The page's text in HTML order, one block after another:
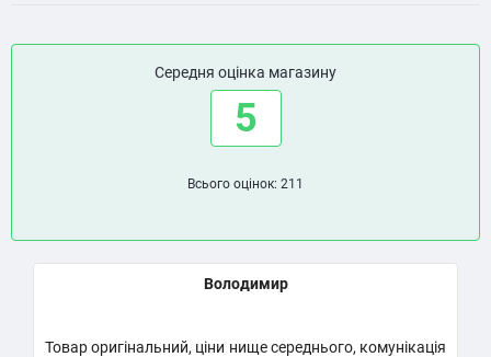
Середня оцінка магазину
5
Всього оцінок: 211
Володимир
Товар оригінальний, ціни нище середнього, комунікація